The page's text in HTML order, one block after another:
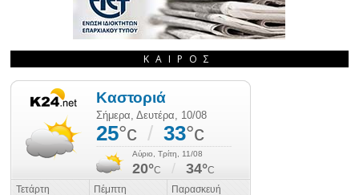
ΚΑΙΡΌΣ